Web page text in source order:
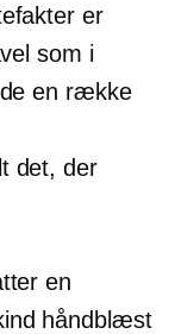
er
som i
en række
det, der
en
håndblæst